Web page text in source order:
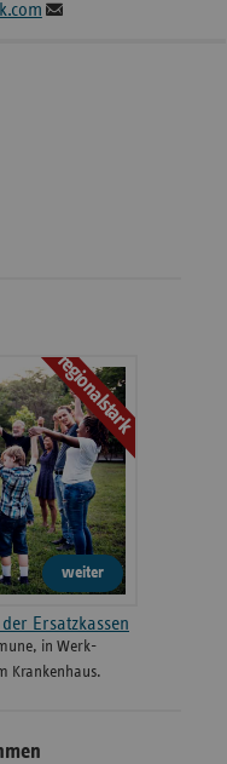
regionalstark
weiter
Ersatzkassen
in Werk­
Kranken­haus.